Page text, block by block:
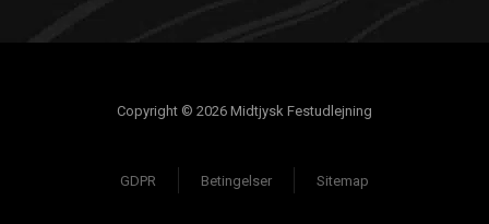
Copyright © 2026 Midtjysk Festudlejning
Sitemap
Betingelser
GDPR